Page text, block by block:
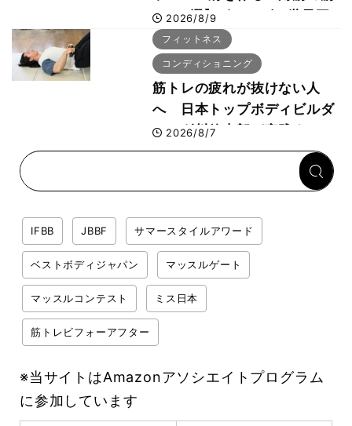
トレ6選】ボディビル世界王
者が解説！
2026/8/9
フィットネス
コンディショニング
筋トレの疲れが抜けない人
へ 日本トップボディビルダ
ー・刈川啓志郎が実践する
「回復習慣」
2026/8/7
IFBB JBBF サマースタイルアワード
ベストボディジャパン マッスルゲート
マッスルコンテスト ミス日本
筋トレビフォーアフター
※当サイトはAmazonアソシエイトプログラム
に参加しています